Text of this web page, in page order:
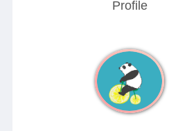
Profile